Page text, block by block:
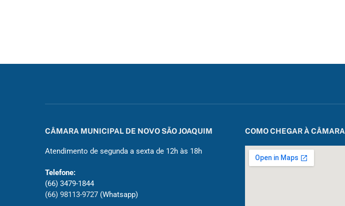
CÂMARA MUNICIPAL DE NOVO SÃO JOAQUIM
Atendimento de segunda a sexta de 12h às 18h
Telefone:
(66) 3479-1844
(66) 98113-9727 (Whatsapp)
COMO CHEGAR À CÂMARA